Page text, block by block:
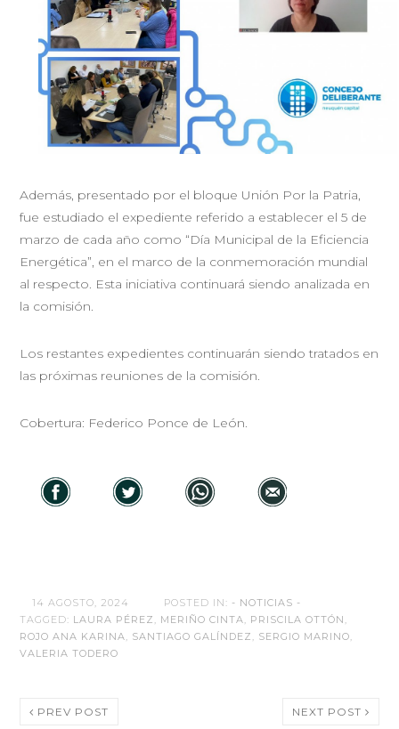
Además, presentado por el bloque Unión Por la Patria,
fue estudiado el expediente referido a establecer el 5 de
marzo de cada año como “Día Municipal de la Eficiencia
Energética”, en el marco de la conmemoración mundial
al respecto. Esta iniciativa continuará siendo analizada en
la comisión.
Los restantes expedientes continuarán siendo tratados en
las próximas reuniones de la comisión.
Cobertura: Federico Ponce de León.
14 AGOSTO, 2024 POSTED IN: - NOTICIAS -
TAGGED: LAURA PÉREZ MERIÑO CINTA PRISCILA OTTÓN
ROJO ANA KARINA
SANTIAGO GALÍNDEZ SERGIO MARINO
VALERIA TODERO
PREV POST NEXT POST